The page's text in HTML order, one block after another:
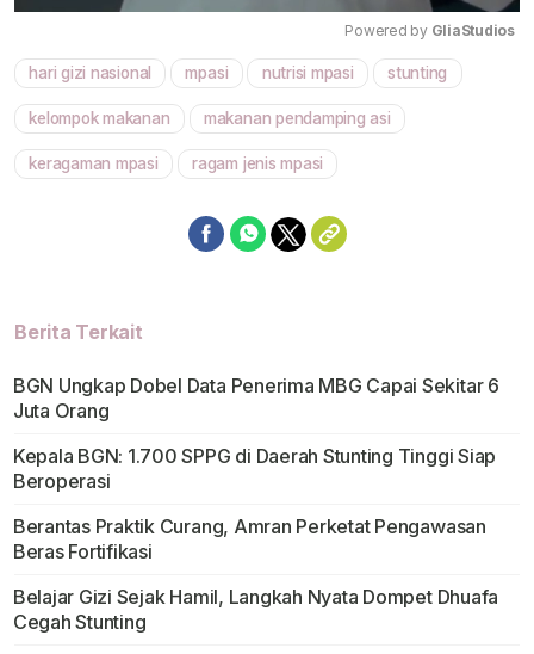
Mute
Powered by GliaStudios
hari gizi nasional mpasi nutrisi mpasi stunting
kelompok makanan makanan pendamping asi
keragaman mpasi ragam jenis mpasi
Berita Terkait
BGN Ungkap Dobel Data Penerima MBG Capai Sekitar 6
Juta Orang
Kepala BGN: 1.700 SPPG di Daerah Stunting Tinggi Siap
Beroperasi
Berantas Praktik Curang, Amran Perketat Pengawasan
Beras Fortifikasi
Belajar Gizi Sejak Hamil, Langkah Nyata Dompet Dhuafa
Cegah Stunting